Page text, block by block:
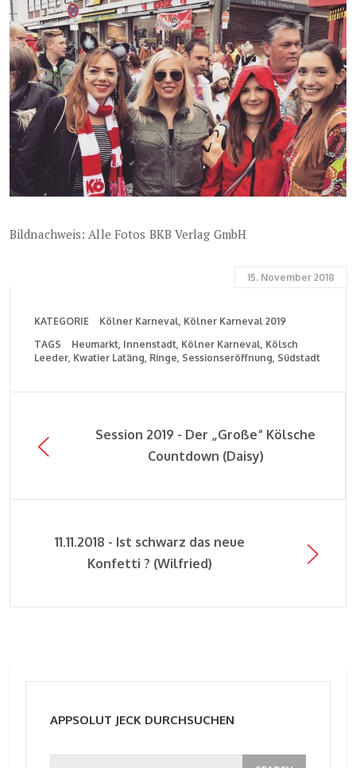
Bildnachweis: Alle Fotos BKB Verlag GmbH
15. November 2018
KATEGORIE Kölner Karneval Kölner Karneval 2019
TAGS
Heumarkt Innenstadt Kölner Karneval Kölsch
Leeder Kwatier Latäng Ringe Sessionseröffnung Südstadt
Session 2019 - Der „Große“ Kölsche
Countdown (Daisy)
11.11.2018 - Ist schwarz das neue
Konfetti ? (Wilfried)
APPSOLUT JECK DURCHSUCHEN